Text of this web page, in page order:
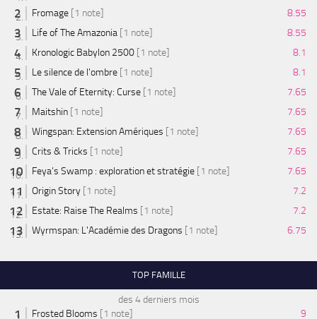
Fromage [1 note]
8.55
Life of The Amazonia [1 note]
8.55
Kronologic Babylon 2500 [1 note]
8.1
Le silence de l'ombre [1 note]
8.1
The Vale of Eternity: Curse [1 note]
7.65
Maitshin [1 note]
7.65
Wingspan: Extension Amériques [1 note]
7.65
Crits & Tricks [1 note]
7.65
Feya’s Swamp : exploration et stratégie [1 note]
7.65
Origin Story [1 note]
7.2
Estate: Raise The Realms [1 note]
7.2
Wyrmspan: L'Académie des Dragons [1 note] 6.75
TOP FAMILLE
des 4 derniers mois
Frosted Blooms [1 note]
9